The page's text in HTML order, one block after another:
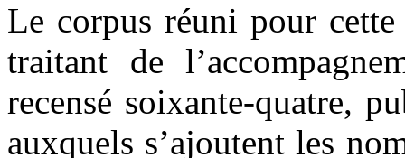
Le corpus réuni pour
traitant de
recensé soixante-quatre,
auxquels s’ajoutent les